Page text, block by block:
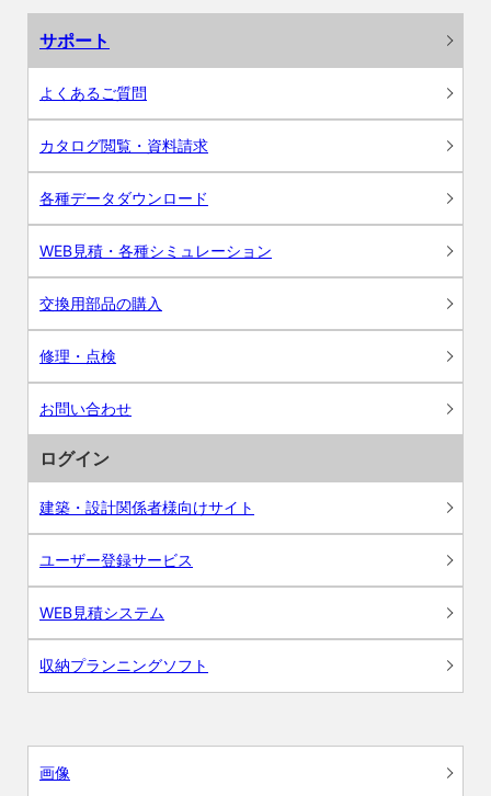
サポート
よくあるご質問
カタログ閲覧・資料請求
各種データダウンロード
WEB見積・各種シミュレーション
交換用部品の購入
修理・点検
お問い合わせ
ログイン
建築・設計関係者様向けサイト
ユーザー登録サービス
WEB見積システム
収納プランニングソフト
画像